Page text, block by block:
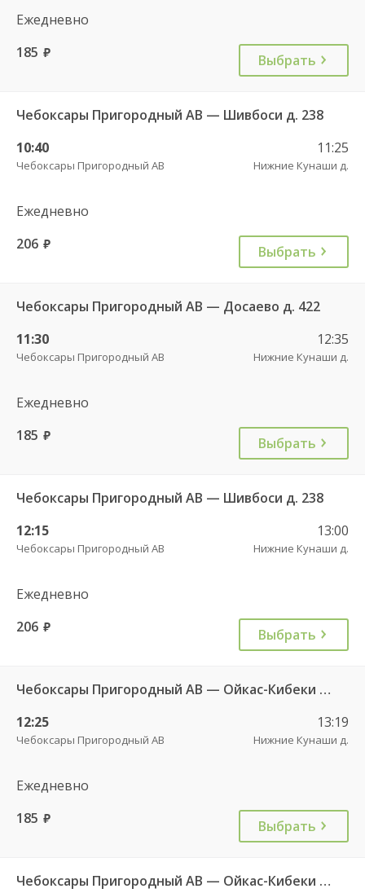
Ежедневно
185 руб. Выбрать
Чебоксары Пригородный АВ — Шивбоси д. 238
10:40
Чебоксары Пригородный АВ
11:25
Нижние Кунаши д.
Ежедневно
206 руб. Выбрать
Чебоксары Пригородный АВ — Досаево д. 422
11:30
Чебоксары Пригородный АВ
12:35
Нижние Кунаши д.
Ежедневно
185 руб. Выбрать
Чебоксары Пригородный АВ — Шивбоси д. 238
12:15
Чебоксары Пригородный АВ
13:00
Нижние Кунаши д.
Ежедневно
206 руб. Выбрать
Чебоксары Пригородный АВ — Ойкас-Кибеки д. 560
12:25
Чебоксары Пригородный АВ
13:19
Нижние Кунаши д.
Ежедневно
185 руб. Выбрать
Чебоксары Пригородный АВ — Ойкас-Кибеки д. 560